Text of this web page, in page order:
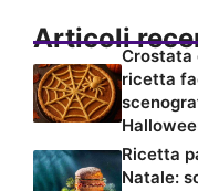
Articoli
Crostata
ricetta
Ricetta
Natale: